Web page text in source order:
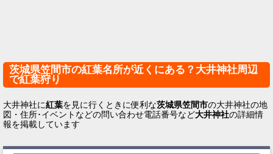
茨城県笠間市の紅葉名所が近くにある？大井神社周辺
で紅葉狩り
大井神社に紅葉を見に行くときに便利な茨城県笠間市の大井神社の地
図・住所･イベントなどの問い合わせ電話番号など大井神社の詳細情
報を掲載しています